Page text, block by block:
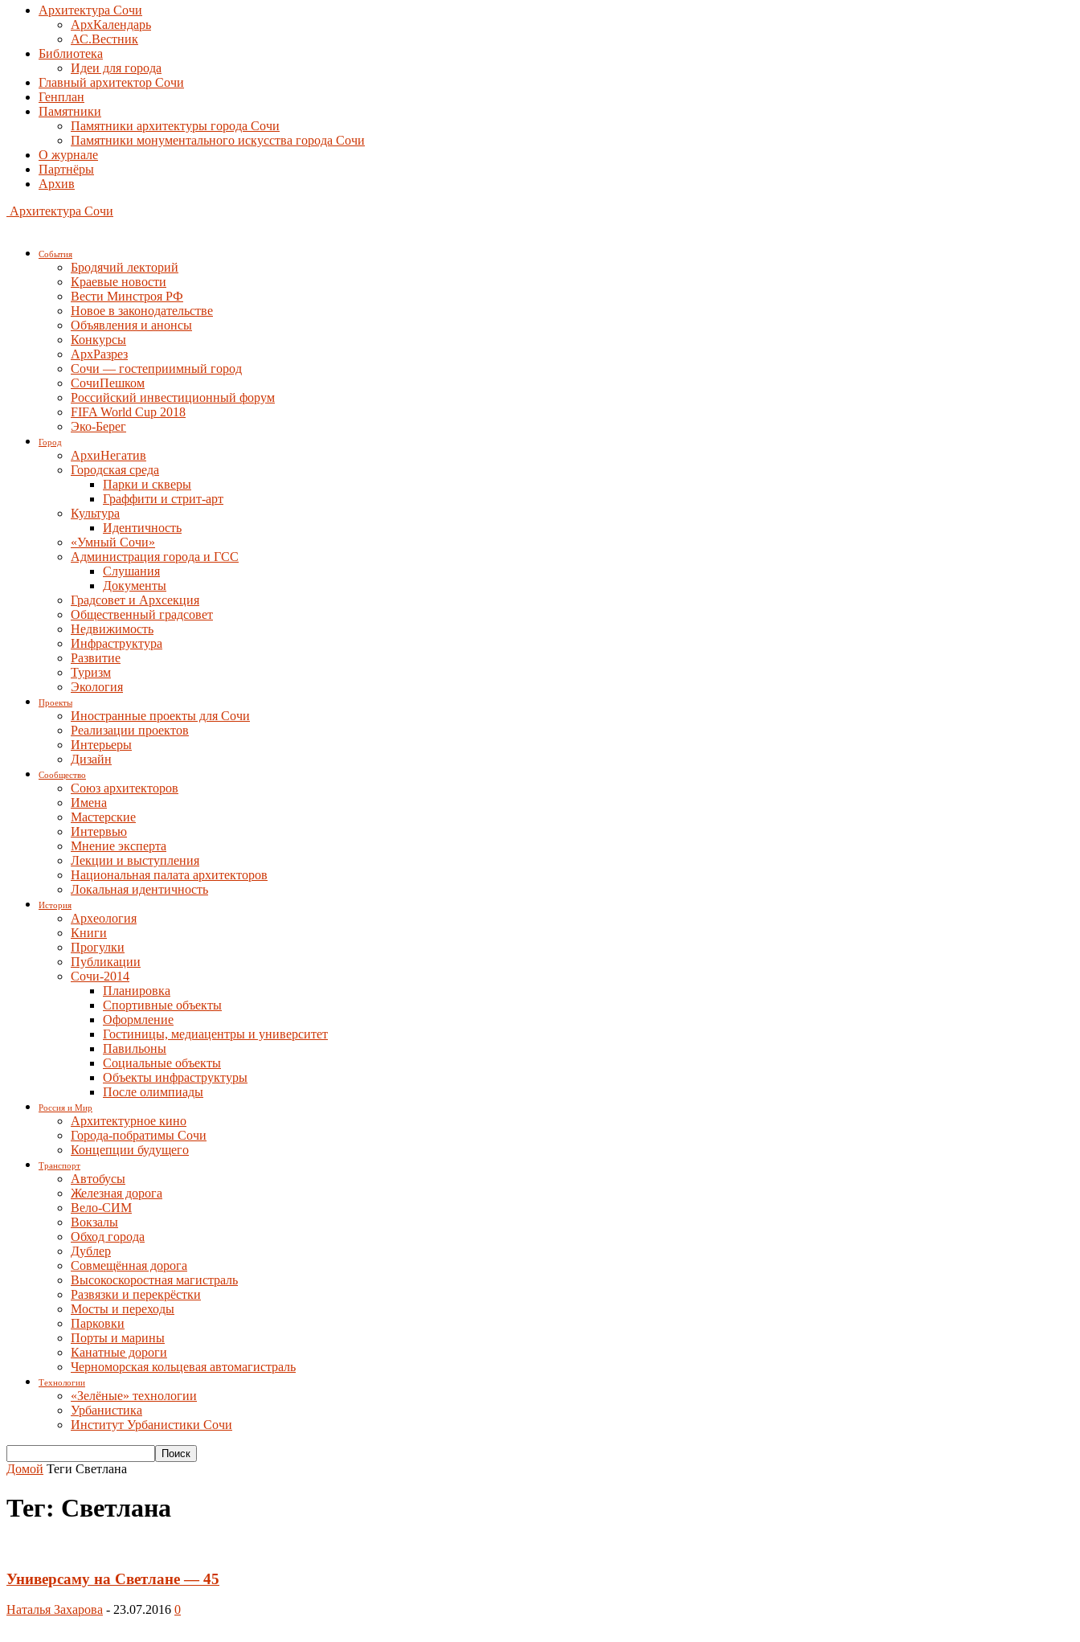
Архитектура Сочи
АрхКалендарь
АС.Вестник
Библиотека
Идеи для города
Главный архитектор Сочи
Генплан
Памятники
Памятники архитектуры города Сочи
Памятники монументального искусства города Сочи
О журнале
Партнёры
Архив
Архитектура Сочи
События
Бродячий лекторий
Краевые новости
Вести Минстроя РФ
Новое в законодательстве
Объявления и анонсы
Конкурсы
АрхРазрез
Сочи — гостеприимный город
СочиПешком
Российский инвестиционный форум
FIFA World Cup 2018
Эко-Берег
Город
АрхиНегатив
Городская среда
Парки и скверы
Граффити и стрит-арт
Культура
Идентичность
«Умный Сочи»
Администрация города и ГСС
Слушания
Документы
Градсовет и Архсекция
Общественный градсовет
Недвижимость
Инфраструктура
Развитие
Туризм
Экология
Проекты
Иностранные проекты для Сочи
Реализации проектов
Интерьеры
Дизайн
Сообщество
Союз архитекторов
Имена
Мастерские
Интервью
Мнение эксперта
Лекции и выступления
Национальная палата архитекторов
Локальная идентичность
История
Археология
Книги
Прогулки
Публикации
Сочи-2014
Планировка
Спортивные объекты
Оформление
Гостиницы, медиацентры и университет
Павильоны
Социальные объекты
Объекты инфраструктуры
После олимпиады
Россия и Мир
Архитектурное кино
Города-побратимы Сочи
Концепции будущего
Транспорт
Автобусы
Железная дорога
Вело-СИМ
Вокзалы
Обход города
Дублер
Совмещённая дорога
Высокоскоростная магистраль
Развязки и перекрёстки
Мосты и переходы
Парковки
Порты и марины
Канатные дороги
Черноморская кольцевая автомагистраль
Технологии
«Зелёные» технологии
Урбанистика
Институт Урбанистики Сочи
Домой Теги Светлана
Тег: Светлана
Универсаму на Светлане — 45
Наталья Захарова - 23.07.2016 0